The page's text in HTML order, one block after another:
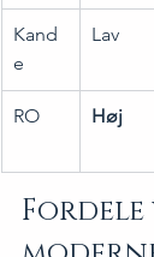
Kand
e
Lav
RO Høj
Fordele